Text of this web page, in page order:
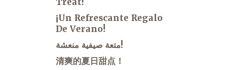
¡Un Refrescante Regalo
De Verano!
متعة صيفية منعشة!
清爽的夏日甜点！